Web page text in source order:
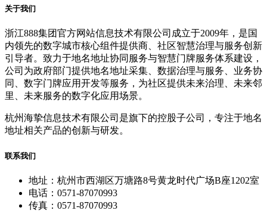
关于我们
浙江888集团官方网站信息技术有限公司成立于2009年，是国
内领先的数字城市核心组件提供商、社区智慧治理与服务创新
引导者。致力于地名地址协同服务与智慧门牌服务体系建设，
公司为政府部门提供地名地址采集、数据治理与服务、业务协
同、数字门牌应用开发等服务，为社区提供未来治理、未来邻
里、未来服务的数字化应用场景。
杭州海挚信息技术有限公司是旗下的控股子公司，专注于地名
地址相关产品的创新与研发。
联系我们
地址：杭州市西湖区万塘路8号黄龙时代广场B座1202室
电话：0571-87070993
传真：0571-87070993